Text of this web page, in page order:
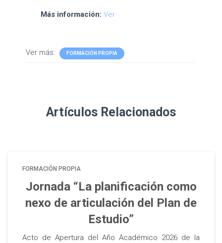
Más información: Ver
Ver más: FORMACIÓN PROPIA
Artículos Relacionados
FORMACIÓN PROPIA
Jornada “La planificación como
nexo de articulación del Plan de
Estudio”
Acto de Apertura del Año Académico 2026 de la